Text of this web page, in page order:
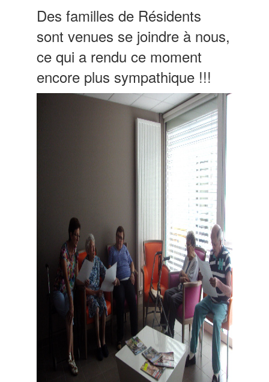
Des familles de Résidents
sont venues se joindre à nous,
ce qui a rendu ce moment
encore plus sympathique !!!